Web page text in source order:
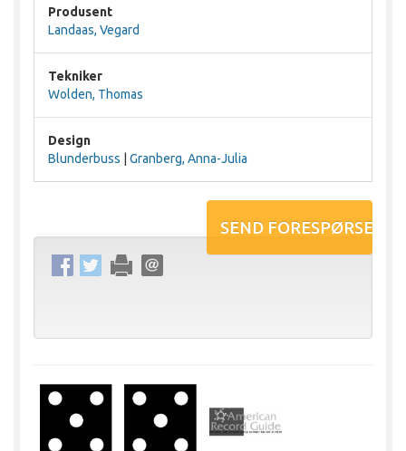
Produsent
Landaas, Vegard
Tekniker
Wolden, Thomas
Design
Blunderbuss
Granberg, Anna-Julia